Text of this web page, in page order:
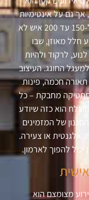
גם על אינטימיות
חמימה מצד שני. אולם שתוכנן נכון ל-150 עד 200 איש לא
חלל מאוזן, שבו
לרקוד ולהיות
החוגג. העיצוב
חכמה, פינות
מחבקת – כל
הוא כזה שיודע
של המזמינים
אלגנטית או צעירה.
להפוך לארמון.
מצומצם הוא